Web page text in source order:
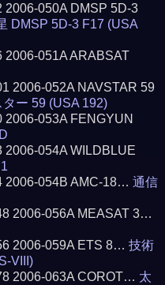
2006-050A DMSP 5D-3
DMSP 5D-3 F17 (USA
2006-051A ARABSAT
2006-052A NAVSTAR 59
ー 59 (USA 192)
2006-053A FENGYUN
2006-054A WILDBLUE
2006-054B AMC-18…通信
2006-056A MEASAT 3…
2006-059A ETS 8…技術
VIII)
2006-063A COROT… 太